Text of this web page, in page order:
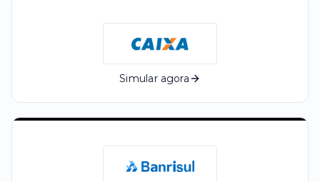
Simular agora